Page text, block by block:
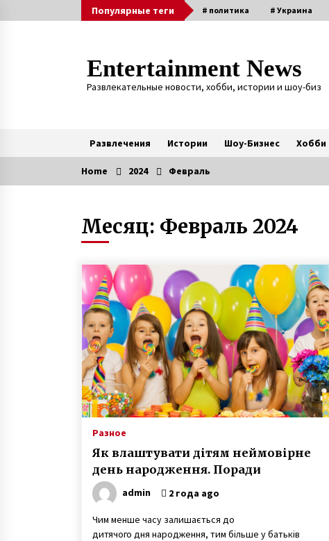
to
Популярные теги # политика # Украина
Entertainment News
Развлекательные новости, хобби, истории и шоу-биз
Развлечения Истории Шоу-Бизнес Хобби
Актуальные
После гибели мужа в АТО мать
двух сыновей Анна Оцабера из
Игорь Табанюк погиб – 12 лет
назад опытный пилот чудом
выжил в Гималаях
7 лет ago
Марина и Дмитрий Самилыки из
Сум усыновили сразу троих детей,
изъятых из неблагополучной
семьи
7 лет ago
Пенсионер поступил в
7 лет ago
Home 2024 Февраль
Месяц: Февраль 2024
Разное
Як влаштувати дітям неймовірне
день народження. Поради
admin 2 года ago
Чим менше часу залишається до
дитячого дня народження, тим більше у батьків